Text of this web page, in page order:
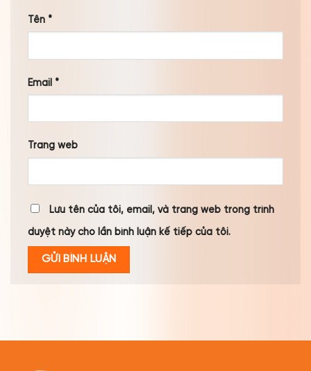
Tên *
Email *
Trang web
Lưu tên của tôi, email, và trang web trong trình
duyệt này cho lần bình luận kế tiếp của tôi.